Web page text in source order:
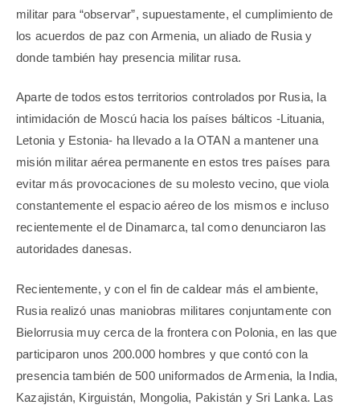
militar para “observar”, supuestamente, el cumplimiento de
los acuerdos de paz con Armenia, un aliado de Rusia y
donde también hay presencia militar rusa.
Aparte de todos estos territorios controlados por Rusia, la
intimidación de Moscú hacia los países bálticos -Lituania,
Letonia y Estonia- ha llevado a la OTAN a mantener una
misión militar aérea permanente en estos tres países para
evitar más provocaciones de su molesto vecino, que viola
constantemente el espacio aéreo de los mismos e incluso
recientemente el de Dinamarca, tal como denunciaron las
autoridades danesas.
Recientemente, y con el fin de caldear más el ambiente,
Rusia realizó unas maniobras militares conjuntamente con
Bielorrusia muy cerca de la frontera con Polonia, en las que
participaron unos 200.000 hombres y que contó con la
presencia también de 500 uniformados de Armenia, la India,
Kazajistán, Kirguistán, Mongolia, Pakistán y Sri Lanka. Las